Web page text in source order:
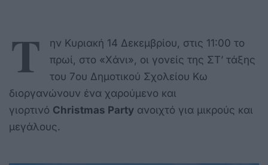
Τ
ην Κυριακή 14 Δεκεμβρίου, στις 11:00 το
πρωί, στο «Χάνι», οι γονείς της ΣΤ’ τάξης
του 7ου Δημοτικού Σχολείου Κω
διοργανώνουν ένα χαρούμενο και
γιορτινό Christmas Party ανοιχτό για μικρούς και
μεγάλους.